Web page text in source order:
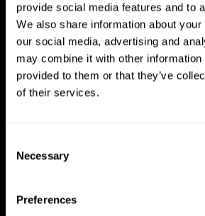
provide social media features and to
We also share information about
our social media, advertising and
may combine it with other information
provided to them or that they’ve
of their services.
Selection
Necessary
Preferences